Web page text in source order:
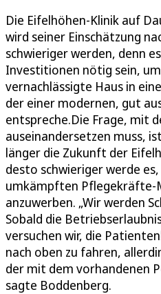
Die Eifelhöhen-Klinik auf
wird seiner Einschätzung
schwieriger werden, denn
Investitionen nötig sein,
vernachlässigte Haus in
der einer modernen, gut
entspreche.Die Frage, mit
auseinandersetzen muss,
länger die Zukunft der
desto schwieriger werde
umkämpften
anzuwerben. „Wir werden
Sobald die
versuchen wir, die
nach oben zu fahren,
der mit dem vorhandenen
sagte Boddenberg.